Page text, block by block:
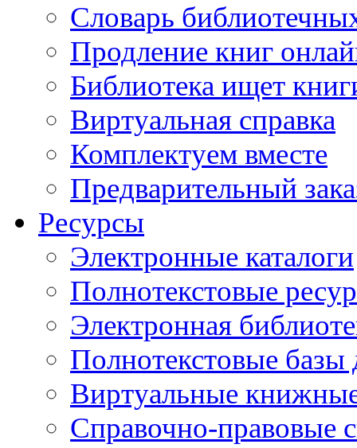
Словарь
Продление книг
Библиотека ищет
Виртуальная справка
Комплектуем вместе
Предварительный
Ресурсы
Электронные каталоги
Полнотекстовые
Электронная
Полнотекстовые
Виртуальные
Справочно-правовые